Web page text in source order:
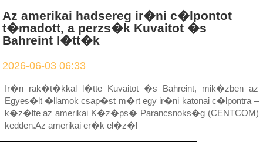
Az amerikai hadsereg ir�ni c�lpontot
t�madott, a perzs�k Kuvaitot �s
Bahreint l�tt�k
2026-06-03 06:33
Ir�n rak�t�kkal l�tte Kuvaitot �s Bahreint, mik�zben az
Egyes�lt �llamok csap�st m�rt egy ir�ni katonai c�lpontra –
k�z�lte az amerikai K�z�ps� Parancsnoks�g (CENTCOM)
kedden.Az amerikai er�k el�z�l